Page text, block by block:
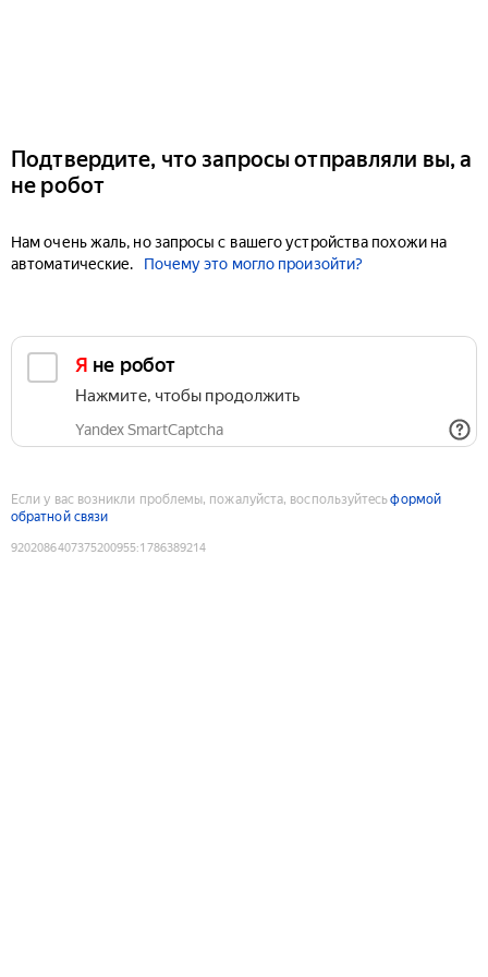
Подтвердите, что запросы отправляли вы, а
не робот
Нам очень жаль, но запросы с вашего устройства похожи на
автоматические.
Почему это могло произойти?
Я не робот
Нажмите, чтобы продолжить
Yandex SmartCaptcha
Если у вас возникли проблемы, пожалуйста, воспользуйтесьформой
обратной связи
9202086407375200955:1786389214